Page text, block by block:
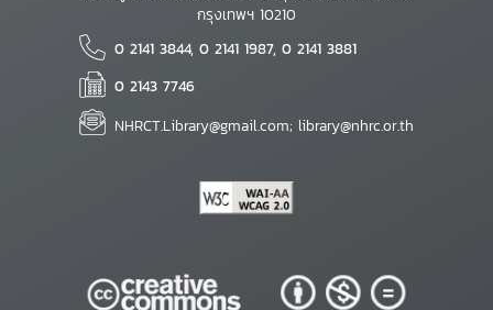
กรุงเทพฯ 10210
0 2141 3844, 0 2141 1987, 0 2141 3881
0 2143 7746
NHRCT.Library@gmail.com; library@nhrc.or.th